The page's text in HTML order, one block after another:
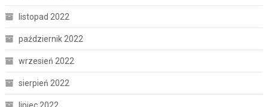
listopad 2022
październik 2022
wrzesień 2022
sierpień 2022
lipiec 2022